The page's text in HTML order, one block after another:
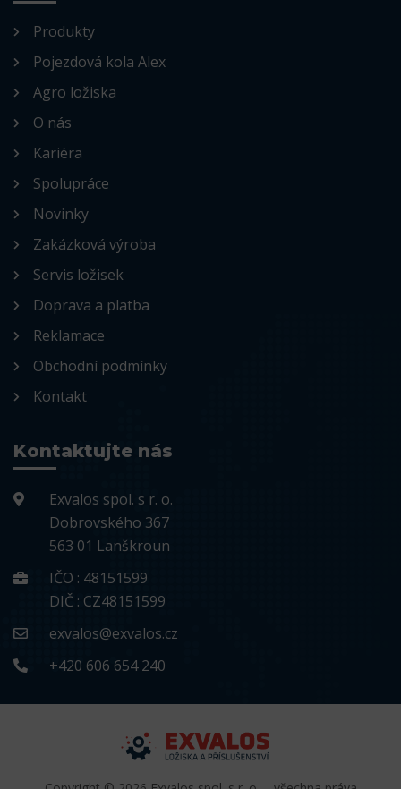
Produkty
Pojezdová kola Alex
Agro ložiska
O nás
Kariéra
Spolupráce
Novinky
Zakázková výroba
Servis ložisek
Doprava a platba
Reklamace
Obchodní podmínky
Kontakt
Kontaktujte nás
Exvalos spol. s r. o.
Dobrovského 367
563 01 Lanškroun
IČO : 48151599
DIČ : CZ48151599
exvalos@exvalos.cz
+420 606 654 240